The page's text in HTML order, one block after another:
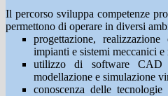
Il percorso sviluppa competenze
permettono di operare in diversi
progettazione,
impianti e sistemi meccanici e
utilizzo di software
modellazione e simulazione
conoscenza delle